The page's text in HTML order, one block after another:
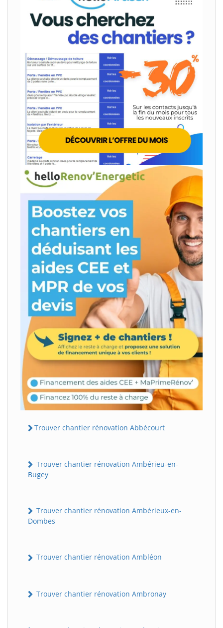
Trouver chantier rénovation Abbécourt
Trouver chantier rénovation Ambérieu-en-
Bugey
Trouver chantier rénovation Ambérieux-en-
Dombes
Trouver chantier rénovation Ambléon
Trouver chantier rénovation Ambronay